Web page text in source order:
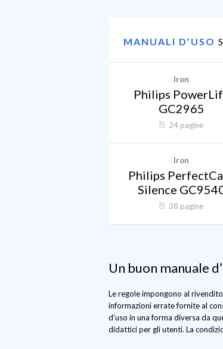
MANUALI D’USO
Iron
Philips
GC2965
24 pagine
Iron
Philips
Silence
38 pagine
Un buon manuale
Le regole impongono al
informazioni errate fornite al
d’uso in una forma diversa da
didattici per gli utenti. La